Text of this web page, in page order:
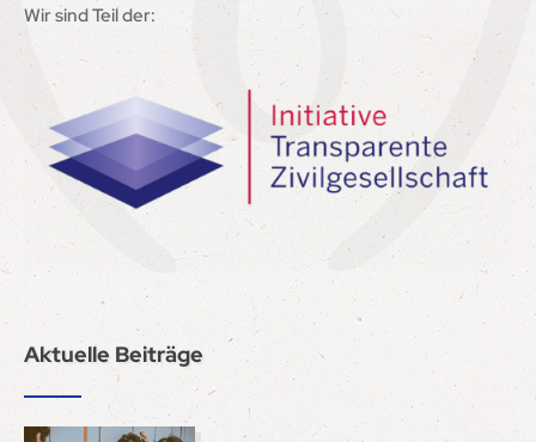
Wir sind Teil der:
Aktuelle Beiträge